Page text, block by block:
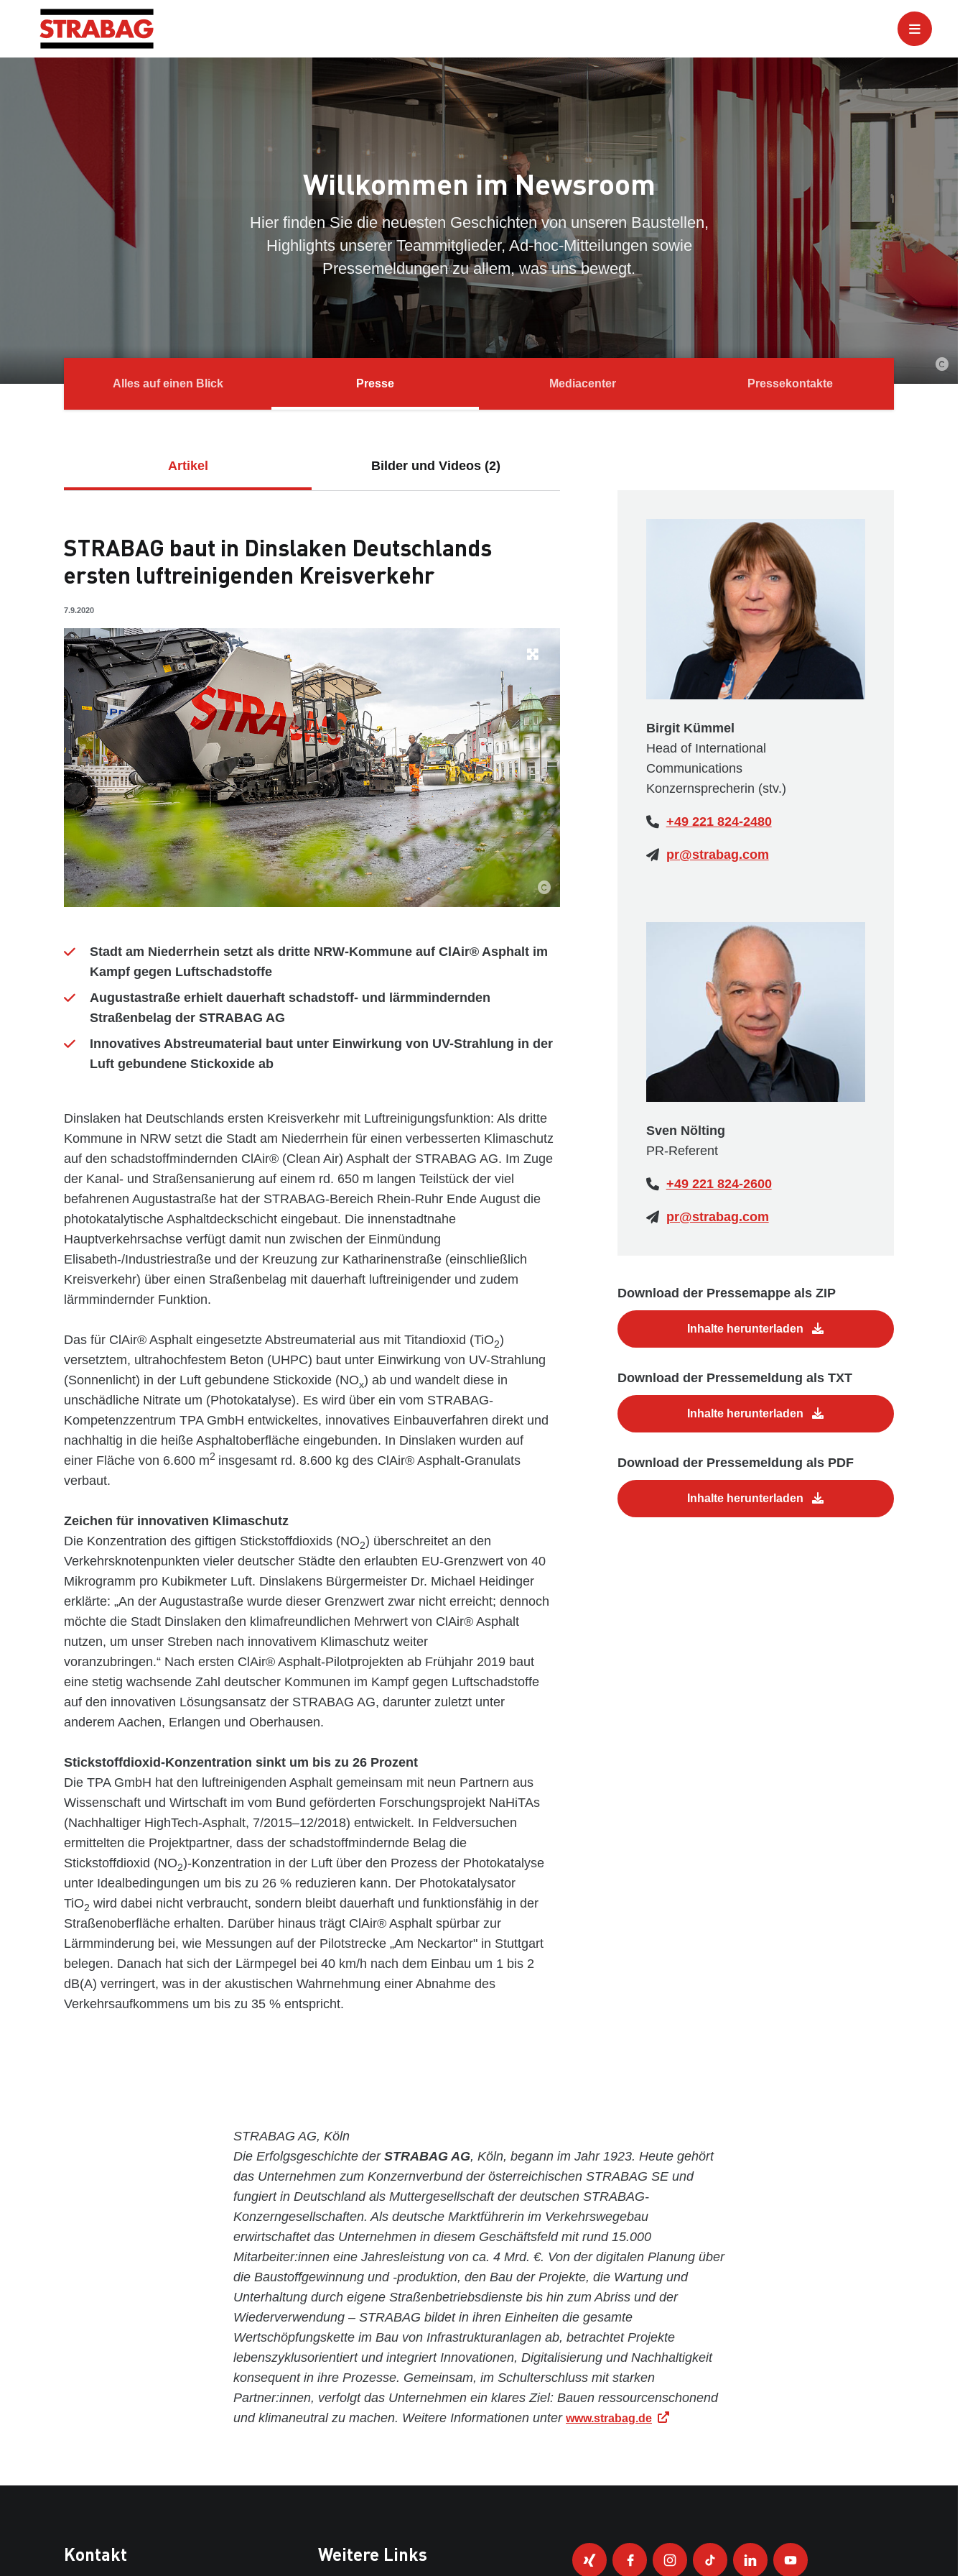
Willkommen im Newsroom
Hier finden Sie die neuesten Geschichten von unseren Baustellen,
Highlights unserer Teammitglieder, Ad-hoc-Mitteilungen sowie
Pressemeldungen zu allem, was uns bewegt.
Alles auf einen Blick Presse Mediacenter Pressekontakte
Artikel Bilder und Videos (2)
STRABAG baut in Dinslaken Deutschlands
ersten luftreinigenden Kreisverkehr
7.9.2020
Stadt am Niederrhein setzt als dritte NRW-Kommune auf ClAir® Asphalt im
Kampf gegen Luftschadstoffe
Augustastraße erhielt dauerhaft schadstoff- und lärmmindernden
Straßenbelag der STRABAG AG
Innovatives Abstreumaterial baut unter Einwirkung von UV-Strahlung in der
Luft gebundene Stickoxide ab
Dinslaken hat Deutschlands ersten Kreisverkehr mit Luftreinigungsfunktion: Als dritte
Kommune in NRW setzt die Stadt am Niederrhein für einen verbesserten Klimaschutz
auf den schadstoffmindernden ClAir® (Clean Air) Asphalt der STRABAG AG. Im Zuge
der Kanal- und Straßensanierung auf einem rd. 650 m langen Teilstück der viel
befahrenen Augustastraße hat der STRABAG-Bereich Rhein-Ruhr Ende August die
photokatalytische Asphaltdeckschicht eingebaut. Die innenstadtnahe
Hauptverkehrsachse verfügt damit nun zwischen der Einmündung
Elisabeth-/Industriestraße und der Kreuzung zur Katharinenstraße (einschließlich
Kreisverkehr) über einen Straßenbelag mit dauerhaft luftreinigender und zudem
lärmmindernder Funktion.
Das für ClAir® Asphalt eingesetzte Abstreumaterial aus mit Titandioxid (TiO2)
versetztem, ultrahochfestem Beton (UHPC) baut unter Einwirkung von UV-Strahlung
(Sonnenlicht) in der Luft gebundene Stickoxide (NOx) ab und wandelt diese in
unschädliche Nitrate um (Photokatalyse). Es wird über ein vom STRABAG-
Kompetenzzentrum TPA GmbH entwickeltes, innovatives Einbauverfahren direkt und
nachhaltig in die heiße Asphaltoberfläche eingebunden. In Dinslaken wurden auf
einer Fläche von 6.600 m2 insgesamt rd. 8.600 kg des ClAir® Asphalt-Granulats
verbaut.
Zeichen für innovativen Klimaschutz
Die Konzentration des giftigen Stickstoffdioxids (NO2) überschreitet an den
Verkehrsknotenpunkten vieler deutscher Städte den erlaubten EU-Grenzwert von 40
Mikrogramm pro Kubikmeter Luft. Dinslakens Bürgermeister Dr. Michael Heidinger
erklärte: „An der Augustastraße wurde dieser Grenzwert zwar nicht erreicht; dennoch
möchte die Stadt Dinslaken den klimafreundlichen Mehrwert von ClAir® Asphalt
nutzen, um unser Streben nach innovativem Klimaschutz weiter
voranzubringen.“ Nach ersten ClAir® Asphalt-Pilotprojekten ab Frühjahr 2019 baut
eine stetig wachsende Zahl deutscher Kommunen im Kampf gegen Luftschadstoffe
auf den innovativen Lösungsansatz der STRABAG AG, darunter zuletzt unter
anderem Aachen, Erlangen und Oberhausen.
Stickstoffdioxid-Konzentration sinkt um bis zu 26 Prozent
Die TPA GmbH hat den luftreinigenden Asphalt gemeinsam mit neun Partnern aus
Wissenschaft und Wirtschaft im vom Bund geförderten Forschungsprojekt NaHiTAs
(Nachhaltiger HighTech-Asphalt, 7/2015–12/2018) entwickelt. In Feldversuchen
ermittelten die Projektpartner, dass der schadstoffmindernde Belag die
Stickstoffdioxid (NO2)-Konzentration in der Luft über den Prozess der Photokatalyse
unter Idealbedingungen um bis zu 26 % reduzieren kann. Der Photokatalysator
TiO2 wird dabei nicht verbraucht, sondern bleibt dauerhaft und funktionsfähig in der
Straßenoberfläche erhalten. Darüber hinaus trägt ClAir® Asphalt spürbar zur
Lärmminderung bei, wie Messungen auf der Pilotstrecke „Am Neckartor" in Stuttgart
belegen. Danach hat sich der Lärmpegel bei 40 km/h nach dem Einbau um 1 bis 2
dB(A) verringert, was in der akustischen Wahrnehmung einer Abnahme des
Verkehrsaufkommens um bis zu 35 % entspricht.
Download der Pressemappe als ZIP
Inhalte herunterladen
Download der Pressemeldung als TXT
Inhalte herunterladen
Download der Pressemeldung als PDF
Inhalte herunterladen
Birgit Kümmel
Head of International
Communications
Konzernsprecherin (stv.)
+49 221 824-2480
pr@strabag.com
Sven Nölting
PR-Referent
+49 221 824-2600
pr@strabag.com
STRABAG AG, Köln
Die Erfolgsgeschichte der STRABAG AG, Köln, begann im Jahr 1923. Heute gehört
das Unternehmen zum Konzernverbund der österreichischen STRABAG SE und
fungiert in Deutschland als Muttergesellschaft der deutschen STRABAG-
Konzerngesellschaften. Als deutsche Marktführerin im Verkehrswegebau
erwirtschaftet das Unternehmen in diesem Geschäftsfeld mit rund 15.000
Mitarbeiter:innen eine Jahresleistung von ca. 4 Mrd. €. Von der digitalen Planung über
die Baustoffgewinnung und -produktion, den Bau der Projekte, die Wartung und
Unterhaltung durch eigene Straßenbetriebsdienste bis hin zum Abriss und der
Wiederverwendung – STRABAG bildet in ihren Einheiten die gesamte
Wertschöpfungskette im Bau von Infrastrukturanlagen ab, betrachtet Projekte
lebenszyklusorientiert und integriert Innovationen, Digitalisierung und Nachhaltigkeit
konsequent in ihre Prozesse. Gemeinsam, im Schulterschluss mit starken
Partner:innen, verfolgt das Unternehmen ein klares Ziel: Bauen ressourcenschonend
und klimaneutral zu machen. Weitere Informationen unter www.strabag.de
Kontakt Weitere Links